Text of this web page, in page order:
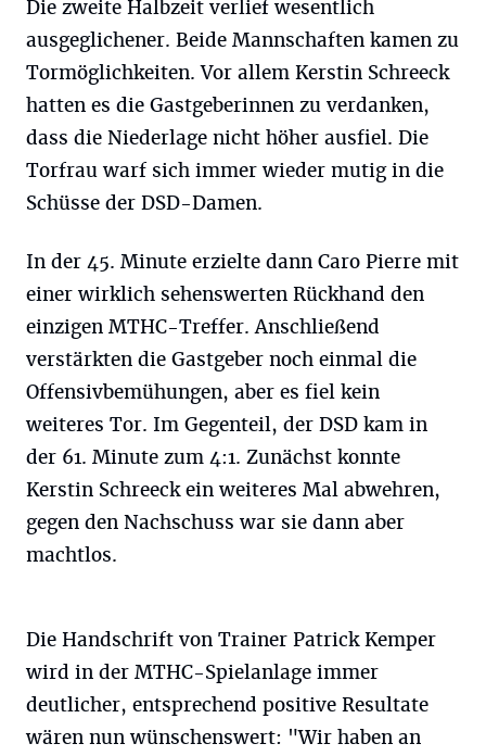
Die zweite Halbzeit verlief wesentlich
ausgeglichener. Beide Mannschaften kamen zu
Tormöglichkeiten. Vor allem Kerstin Schreeck
hatten es die Gastgeberinnen zu verdanken,
dass die Niederlage nicht höher ausfiel. Die
Torfrau warf sich immer wieder mutig in die
Schüsse der DSD-Damen.
In der 45. Minute erzielte dann Caro Pierre mit
einer wirklich sehenswerten Rückhand den
einzigen MTHC-Treffer. Anschließend
verstärkten die Gastgeber noch einmal die
Offensivbemühungen, aber es fiel kein
weiteres Tor. Im Gegenteil, der DSD kam in
der 61. Minute zum 4:1. Zunächst konnte
Kerstin Schreeck ein weiteres Mal abwehren,
gegen den Nachschuss war sie dann aber
machtlos.
Die Handschrift von Trainer Patrick Kemper
wird in der MTHC-Spielanlage immer
deutlicher, entsprechend positive Resultate
wären nun wünschenswert: "Wir haben an